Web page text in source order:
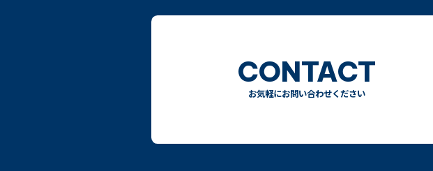
CONTACT
お気軽にお問い合わせください